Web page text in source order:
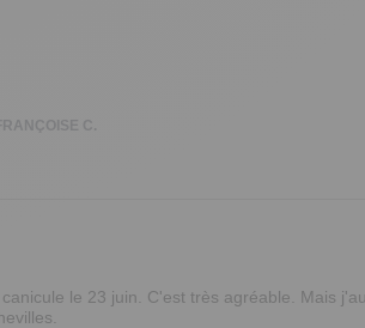
C.
le 23 juin. C'est très agréable. Mais